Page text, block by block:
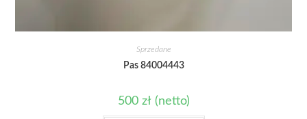
Sprzedane
Pas 84004443
500 zł (netto)